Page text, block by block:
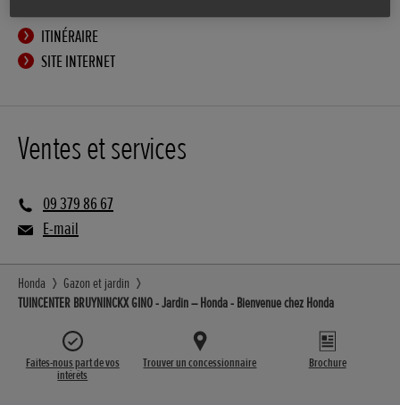
ITINÉRAIRE
SITE INTERNET
Ventes et services
09 379 86 67
E-mail
Honda
Gazon et jardin
TUINCENTER BRUYNINCKX GINO - Jardin – Honda - Bienvenue chez Honda
Faites-nous part de vos
intérêts
Trouver un concessionnaire Brochure